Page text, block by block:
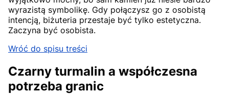
wyrazistą symbolikę. Gdy połączysz go z osobistą
intencją, biżuteria przestaje być tylko estetyczna.
Zaczyna być osobista.
Wróć do spisu treści
Czarny turmalin a współczesna
potrzeba granic